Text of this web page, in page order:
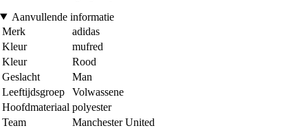
Aanvullende informatie
Merk
adidas
Kleur
mufred
Kleur
Rood
Geslacht
Man
Leeftijdsgroep
Volwassene
Hoofdmateriaal polyester
Team
Manchester United